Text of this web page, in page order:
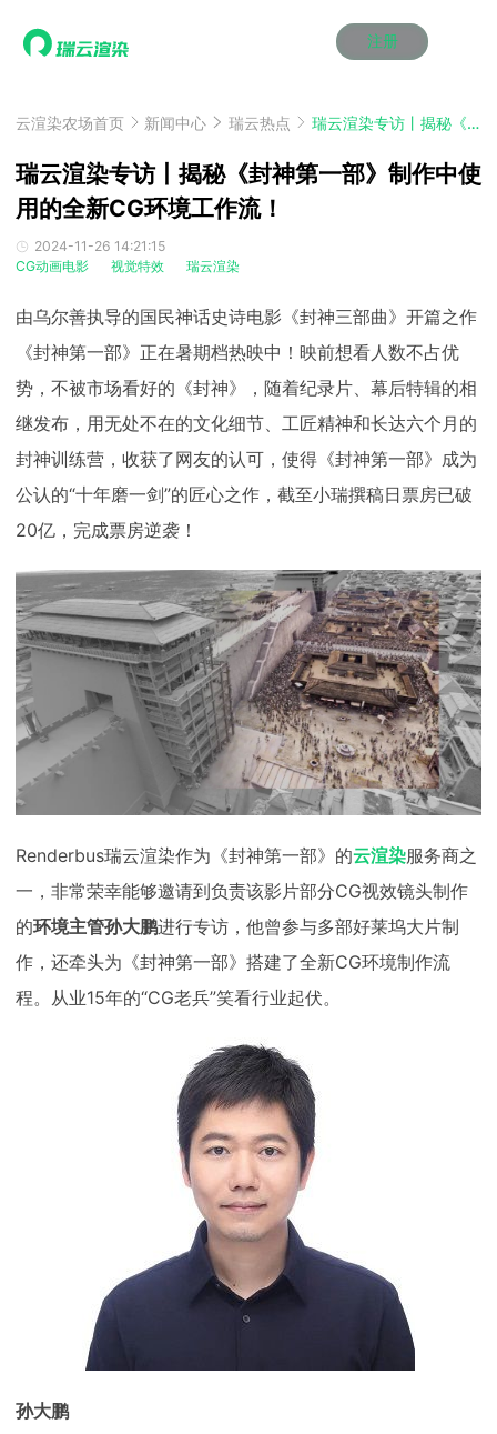
注册
效果图渲染
云制作
云渲染管理系统
瑞兔百宝箱
效果图渲染
云制作
云渲染管理系统
瑞兔百宝箱
效果图渲染
云制作
云渲染管理系统
瑞兔百宝箱
效果图渲染
云制作
云渲染管理系统
瑞兔百宝箱
效果图渲染
云制作
云渲染管理系统
瑞兔百宝箱
效果图渲染
云制作
云渲染管理系统
瑞兔百宝箱
解决方案
3ds Max云渲染方案
Blender 云渲染方案
Maya AI渲染方案
3ds Max云渲染方案
Blender 云渲染方案
Maya AI渲染方案
3ds Max云渲染方案
Blender 云渲染方案
Maya AI渲染方案
3ds Max云渲染方案
Blender 云渲染方案
Maya AI渲染方案
3ds Max云渲染方案
Blender 云渲染方案
Maya AI渲染方案
3ds Max云渲染方案
Blender 云渲染方案
Maya AI渲染方案
价格
动画价格
云制作价格
动画价格
云制作价格
动画价格
云制作价格
动画价格
云制作价格
动画价格
云制作价格
动画价格
云制作价格
案例
资讯&赛事
新闻资讯
渲染大赛
泛CG交流会
新闻资讯
渲染大赛
泛CG交流会
新闻资讯
渲染大赛
泛CG交流会
新闻资讯
渲染大赛
泛CG交流会
新闻资讯
渲染大赛
泛CG交流会
新闻资讯
渲染大赛
泛CG交流会
特惠专区
青云平台
教育优惠
青云平台
教育优惠
青云平台
教育优惠
青云平台
教育优惠
青云平台
教育优惠
青云平台
教育优惠
关于我们
下载动画客户端
效果图客户端
动画客户端
效果图客户端
动画客户端
效果图客户端
动画客户端
效果图客户端
动画客户端
效果图客户端
动画客户端
效果图客户端
帮助/教程
登录
云渲染农场首页 新闻中心 瑞云热点 瑞云渲染专访丨揭秘《封神第一部》制作中使用的全新CG环境工作流！
瑞云渲染专访丨揭秘《封神第一部》制作中使
用的全新CG环境工作流！
2024-11-26 14:21:15
CG动画电影
视觉特效 瑞云渲染
由乌尔善执导的国民神话史诗电影《封神三部曲》开篇之作
《封神第一部》正在暑期档热映中！映前想看人数不占优
势，不被市场看好的《封神》，随着纪录片、幕后特辑的相
继发布，用无处不在的文化细节、工匠精神和长达六个月的
封神训练营，收获了网友的认可，使得《封神第一部》成为
公认的“十年磨一剑”的匠心之作，截至小瑞撰稿日票房已破
20亿，完成票房逆袭！
Renderbus瑞云渲染作为《封神第一部》的云渲染服务商之
一，非常荣幸能够邀请到负责该影片部分CG视效镜头制作
的环境主管孙大鹏进行专访，他曾参与多部好莱坞大片制
作，还牵头为《封神第一部》搭建了全新CG环境制作流
程。从业15年的“CG老兵”笑看行业起伏。
孙大鹏